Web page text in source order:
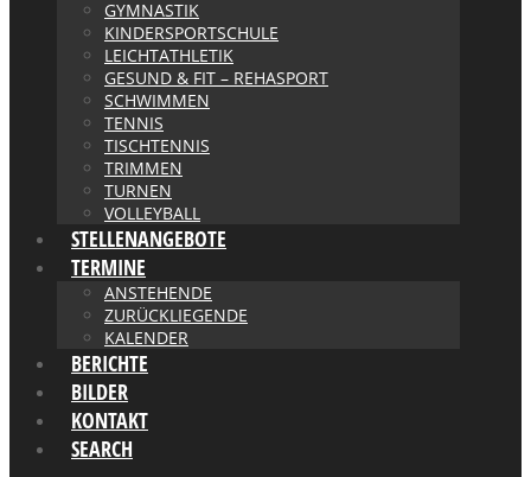
GYMNASTIK
KINDERSPORTSCHULE
LEICHTATHLETIK
GESUND & FIT – REHASPORT
SCHWIMMEN
TENNIS
TISCHTENNIS
TRIMMEN
TURNEN
VOLLEYBALL
STELLENANGEBOTE
TERMINE
ANSTEHENDE
ZURÜCKLIEGENDE
KALENDER
BERICHTE
BILDER
KONTAKT
SEARCH